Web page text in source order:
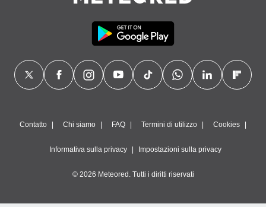
Contatto Chi siamo FAQ Termini di utilizzo Cookies
Informativa sulla privacy Impostazioni sulla privacy
© 2026 Meteored. Tutti i diritti riservati